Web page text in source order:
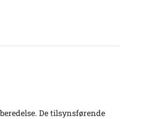
De tilsynsførende